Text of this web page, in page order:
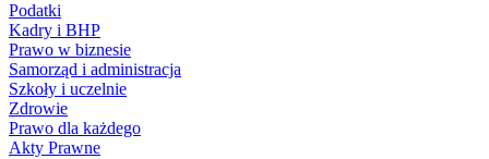
Podatki
Kadry i BHP
Prawo w biznesie
Samorząd i administracja
Szkoły i uczelnie
Zdrowie
Prawo dla każdego
Akty Prawne